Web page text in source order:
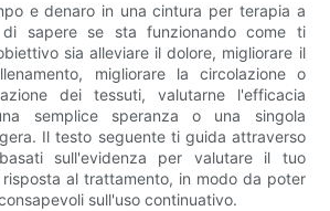
e denaro in una cintura per terapia a
sapere se sta funzionando come ti
sia alleviare il dolore, migliorare il
migliorare la circolazione o
dei tessuti, valutarne l'efficacia
semplice speranza o una singola
Il testo seguente ti guida attraverso
sull'evidenza per valutare il tuo
al trattamento, in modo da poter
sull'uso continuativo.